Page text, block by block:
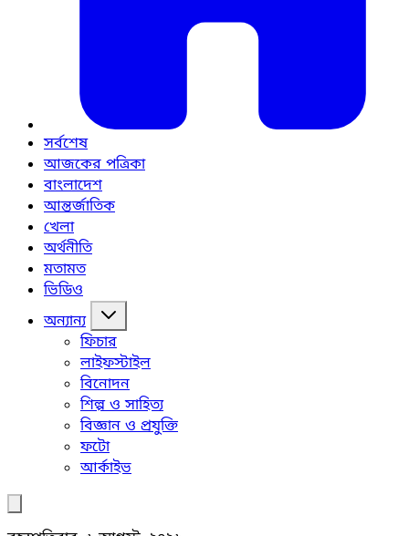
সর্বশেষ
আজকের পত্রিকা
বাংলাদেশ
আন্তর্জাতিক
খেলা
অর্থনীতি
মতামত
ভিডিও
অন্যান্য
ফিচার
লাইফস্টাইল
বিনোদন
শিল্প ও সাহিত্য
বিজ্ঞান ও প্রযুক্তি
ফটো
আর্কাইভ